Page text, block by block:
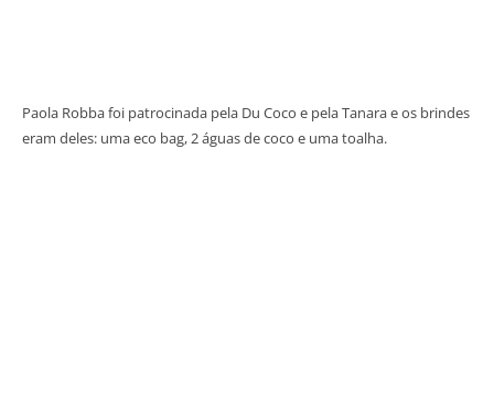
Paola Robba foi patrocinada pela Du Coco e pela Tanara e os brindes
eram deles: uma eco bag, 2 águas de coco e uma toalha.